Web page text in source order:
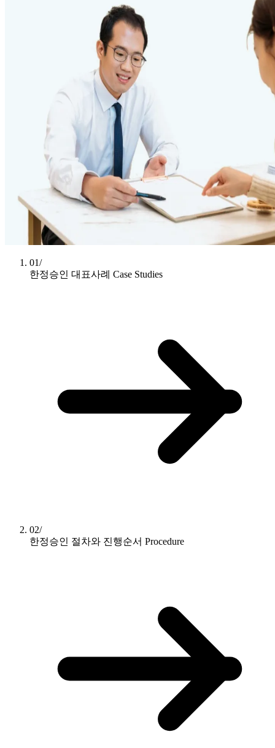
01/
한정승인 대표사례 Case Studies
02/
한정승인 절차와 진행순서 Procedure